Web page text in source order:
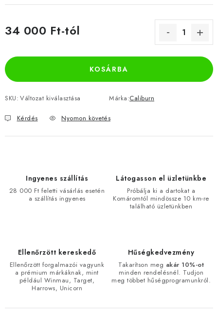
34 000 Ft-tól
KOSÁRBA
SKU: Változat kiválasztása Márka:Caliburn
Kérdés Nyomon követés
Ingyenes szállítás
28 000 Ft feletti vásárlás esetén
a szállítás ingyenes
Látogasson el üzletünkbe
Próbálja ki a dartokat a
Komáromtól mindössze 10 km-re
található üzletünkben
Ellenőrzött kereskedő
Ellenőrzött forgalmazói vagyunk
a prémium márkáknak, mint
például Winmau, Target,
Harrows, Unicorn
Hűségkedvezmény
Takarítson meg akár 10%-ot
minden rendelésnél. Tudjon
meg többet hűségprogramunkról.